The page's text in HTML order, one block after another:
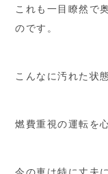
これも一目瞭然で
のです。
こんなに汚れた状
燃費重視の運転を
今の車は特に丈夫